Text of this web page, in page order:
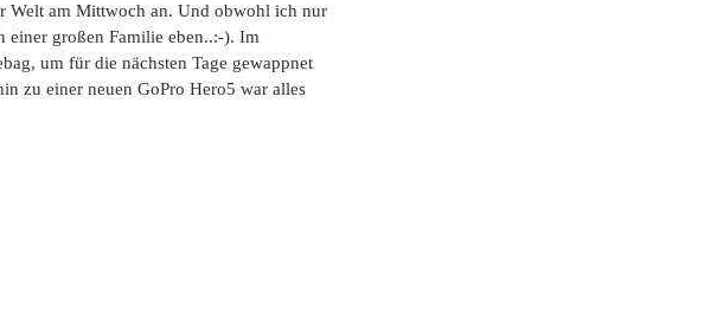
Welt am Mittwoch an. Und obwohl ich nur
einer großen Familie eben..:-). Im
um für die nächsten Tage gewappnet
zu einer neuen GoPro Hero5 war alles